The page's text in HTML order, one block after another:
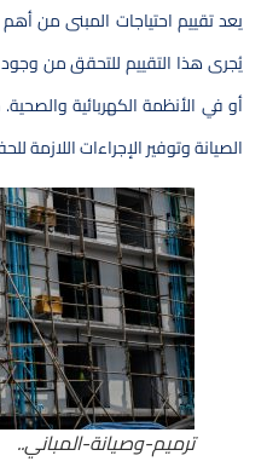
يعد تقييم احتياجات المبنى من
يُجرى هذا التقييم للتحقق من
أو في الأنظمة الكهربائية
الصيانة وتوفير الإجراءات اللازمة
ترميم-وصيانة-المباني..